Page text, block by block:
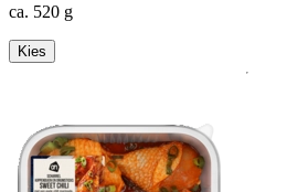
ca. 520 g
Kies